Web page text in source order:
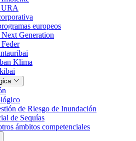
URA
europeos
Generation
Klima
de Riesgo de Inundación
de Sequías
ámbitos competenciales